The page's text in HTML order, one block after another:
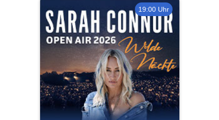
19:00 Uhr